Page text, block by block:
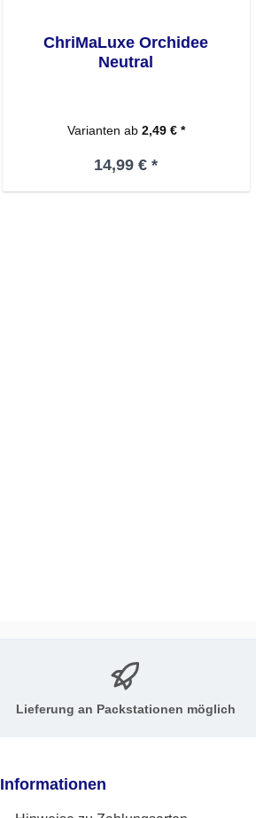
ChriMaLuxe Orchidee
Neutral
Varianten ab2,49 € *
Regulärer Preis:
14,99 € *
Lieferung an Packstationen möglich
Informationen